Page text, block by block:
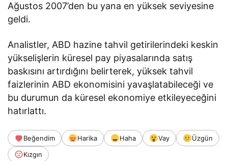
Ağustos 2007’den bu yana en yüksek seviyesine
geldi.
Analistler, ABD hazine tahvil getirilerindeki keskin
yükselişlerin küresel pay piyasalarında satış
baskısını artırdığını belirterek, yüksek tahvil
faizlerinin ABD ekonomisini yavaşlatabileceği ve
bu durumun da küresel ekonomiye etkileyeceğini
hatırlattı.
Beğendim Harika Haha Vay
Üzgün
Kızgın